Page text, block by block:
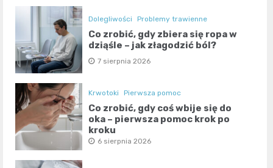
Dolegliwości Problemy trawienne
Co zrobić, gdy zbiera się ropa w
dziąśle – jak złagodzić ból?
7 sierpnia 2026
Krwotoki Pierwsza pomoc
Co zrobić, gdy coś wbije się do
oka – pierwsza pomoc krok po
kroku
6 sierpnia 2026